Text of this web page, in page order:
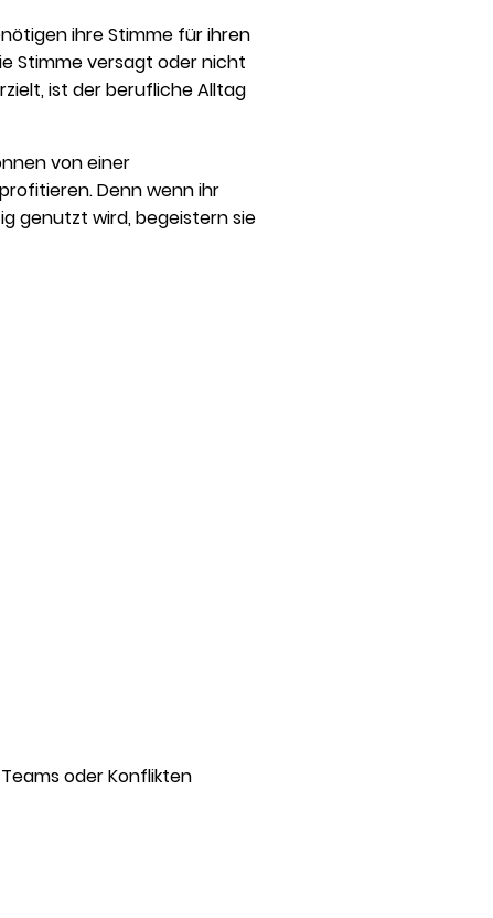
ihre Stimme für ihren
Stimme versagt oder nicht
ist der berufliche Alltag
von einer
Denn wenn ihr
genutzt wird, begeistern sie
oder Konflikten